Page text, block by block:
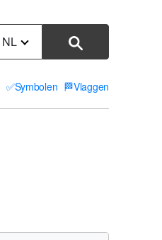
NL
✅Symbolen 🏁Vlaggen